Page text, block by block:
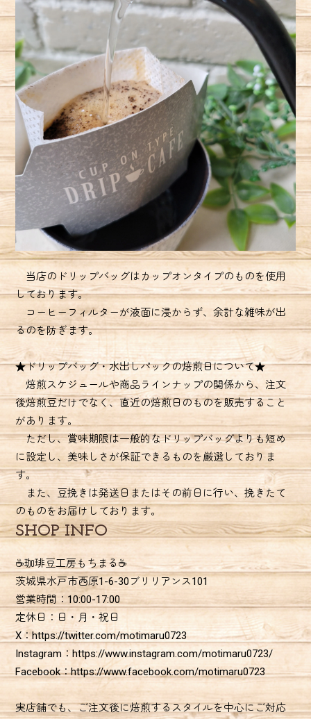
当店のドリップバッグはカップオンタイプのものを使用
しております。
コーヒーフィルターが液面に浸からず、余計な雑味が出
るのを防ぎます。
★ドリップバッグ・水出しパックの焙煎日について★
焙煎スケジュールや商品ラインナップの関係から、注文
後焙煎豆だけでなく、直近の焙煎日のものを販売すること
があります。
ただし、賞味期限は一般的なドリップバッグよりも短め
に設定し、美味しさが保証できるものを厳選しておりま
す。
また、豆挽きは発送日またはその前日に行い、挽きたて
のものをお届けしております。
SHOP INFO
☕珈琲豆工房もちまる☕
茨城県水戸市西原1-6-30ブリリアンス101
営業時間：10:00-17:00
定休日：日・月・祝日
X：https://twitter.com/motimaru0723
Instagram：https://www.instagram.com/motimaru0723/
Facebook：https://www.facebook.com/motimaru0723
実店舗でも、ご注文後に焙煎するスタイルを中心にご対応